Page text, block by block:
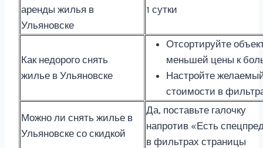
аренды жилья в
Ульяновске
1 сутки
Как недорого снять
жилье в Ульяновске
Отсортируйте
меньшей цены к
Настройте
стоимости в
Можно ли снять жилье в
Ульяновске со скидкой
Да, поставьте галочку
напротив «Есть
в фильтрах страницы